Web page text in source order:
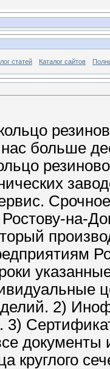
статей Каталог сайтов
больше
на-
2)
документы
круглого